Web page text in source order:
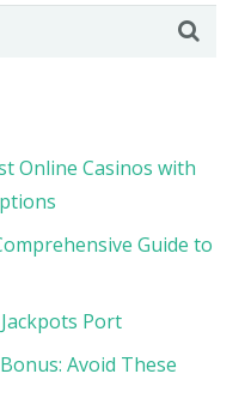
Online Casinos with
Guide to
Port
Avoid These